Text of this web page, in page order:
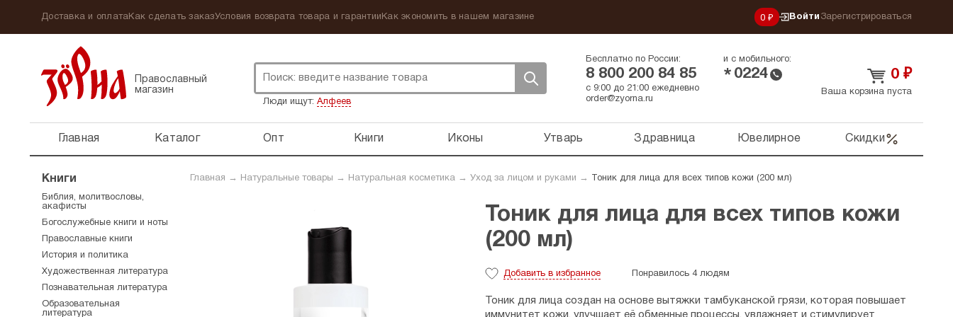
Доставка и оплатаКак сделать заказУсловия возврата товара и гарантии Как экономить в нашем магазине 0 ₽ Войти Зарегистрироваться
Православный
магазин
Люди ищут: Алфеев
Бесплатно по России:
8 800 200 84 85
и с мобильного:
* 0224
с 9:00 до 21:00 ежедневно
order@zyorna.ru
0 ₽
Ваша корзина пуста
Главная Каталог Опт Книги Иконы Утварь Здравница Ювелирное Скидки
Главная → Натуральные товары → Натуральная косметика → Уход за лицом и руками → Тоник для лица для всех типов кожи (200 мл)
Тоник для лица для всех типов кожи
(200 мл)
Добавить в избранное Понравилось 4 людям
Тоник для лица создан на основе вытяжки тамбуканской грязи, которая повышает
иммунитет кожи, улучшает её обменные процессы, увлажняет и стимулирует
Книги
Библия, молитвословы,
акафисты
Богослужебные книги и ноты
Православные книги
История и политика
Художественная литература
Познавательная литература
Образовательная
литература